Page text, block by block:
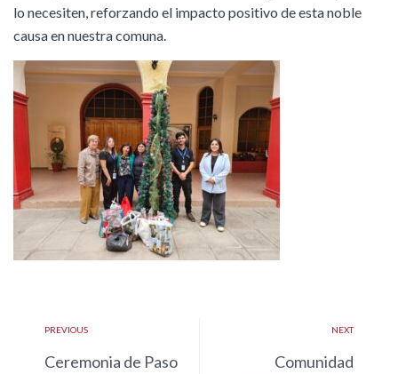
lo necesiten, reforzando el impacto positivo de esta noble
causa en nuestra comuna.
PREVIOUS
Ceremonia de Paso
NEXT
Comunidad